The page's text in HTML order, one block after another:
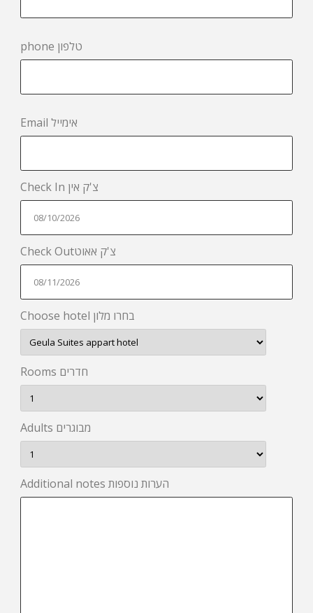
phone טלפון
Email אימייל
Check In צ'ק אין
Check Outצ'ק אאוט
Choose hotel בחרו מלון
Rooms חדרים
Adults מבוגרים
Additional notes הערות נוספות